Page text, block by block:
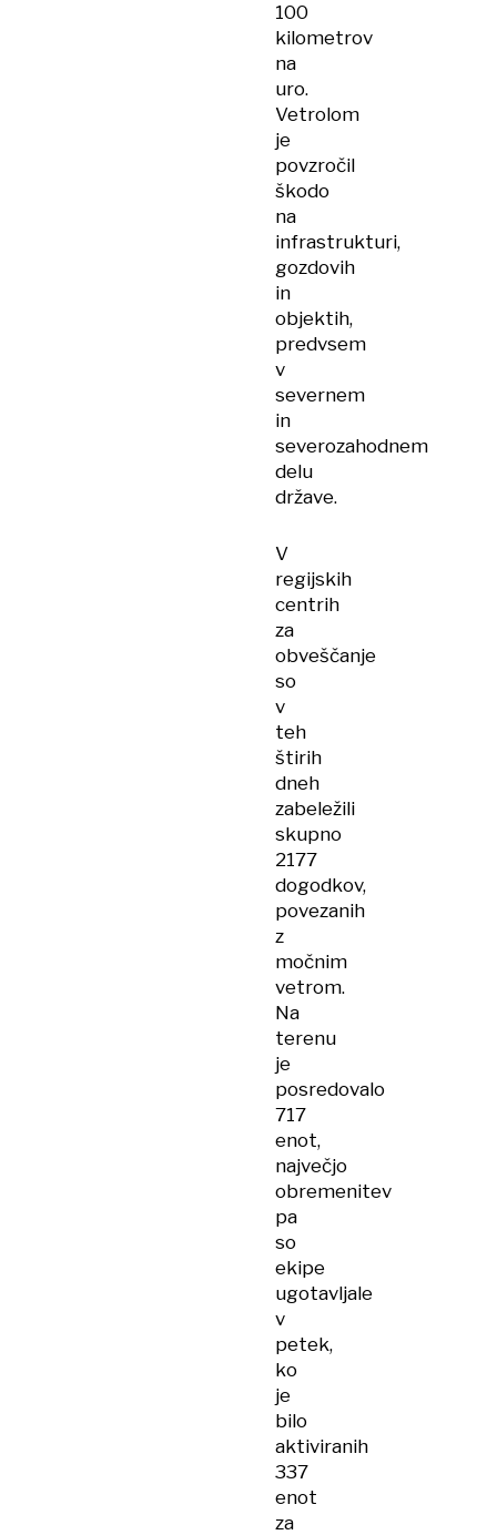
100
kilometrov
na
uro.
Vetrolom
je
povzročil
škodo
na
infrastrukturi,
gozdovih
in
objektih,
predvsem
v
severnem
in
severozahodnem
delu
države.
V
regijskih
centrih
za
obveščanje
so
v
teh
štirih
dneh
zabeležili
skupno
2177
dogodkov,
povezanih
z
močnim
vetrom.
Na
terenu
je
posredovalo
717
enot,
največjo
obremenitev
pa
so
ekipe
ugotavljale
v
petek,
ko
je
bilo
aktiviranih
337
enot
za